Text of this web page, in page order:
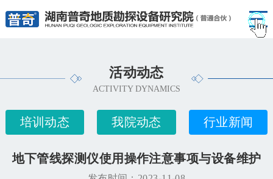
活动动态
ACTIVITY DYNAMICS
培训动态 我院动态 行业新闻
地下管线探测仪使用操作注意事项与设备维护